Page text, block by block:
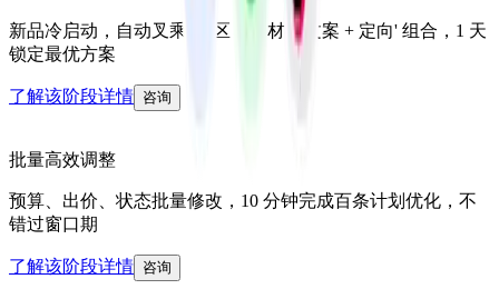
新品冷启动，自动叉乘 '地区 + 素材 + 文案 + 定向' 组合，1 天
锁定最优方案
了解该阶段详情 咨询
批量高效调整
预算、出价、状态批量修改，10 分钟完成百条计划优化，不
错过窗口期
了解该阶段详情 咨询